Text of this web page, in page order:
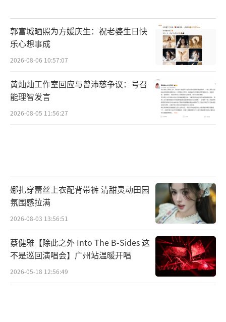
郭富城晒照为方媛庆生：祝老婆生日快
乐心想事成
2026-08-06 10:57:07
黄灿灿工作室回应与曾沛慈争议：号召
能理智发言
2026-08-05 11:56:27
娜扎穿蕾丝上衣配背带裤 清甜灵动田园
氛围感拉满
2026-08-03 13:56:51
蔡健雅【除此之外 Into The B-Sides 这
不是巡回演唱会】广州站温暖开唱
2026-05-18 12:56:49